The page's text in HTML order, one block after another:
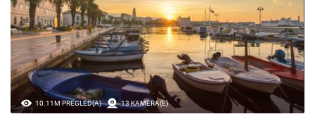
10.11M PREGLED(A) 13 KAMERA(E)